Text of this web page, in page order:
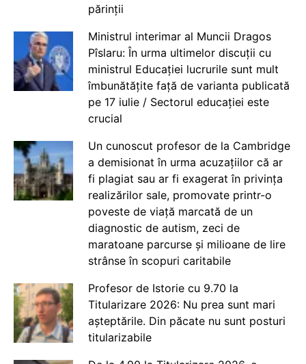
părinții
Ministrul interimar al Muncii Dragos
Pîslaru: În urma ultimelor discuții cu
ministrul Educației lucrurile sunt mult
îmbunătățite față de varianta publicată
pe 17 iulie / Sectorul educației este
crucial
Un cunoscut profesor de la Cambridge
a demisionat în urma acuzațiilor că ar
fi plagiat sau ar fi exagerat în privința
realizărilor sale, promovate printr-o
poveste de viață marcată de un
diagnostic de autism, zeci de
maratoane parcurse și milioane de lire
strânse în scopuri caritabile
Profesor de Istorie cu 9.70 la
Titularizare 2026: Nu prea sunt mari
așteptările. Din păcate nu sunt posturi
titularizabile